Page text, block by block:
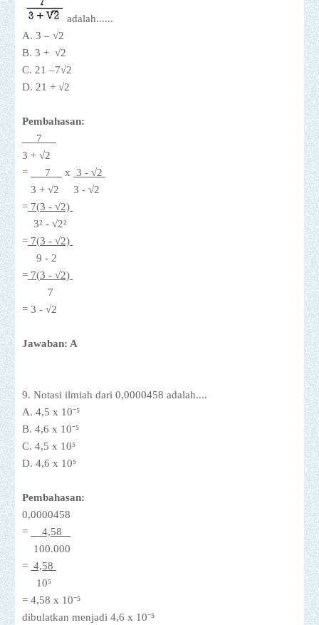
adalah......
A. 3 – √2
B. 3 + √2
C. 21 –7√2
D. 21 + √2
Pembahasan:
7
3 + √2
=
7 x 3 - √2
3 + √2 3 - √2
= 7(3 - √2)
3² - √2²
= 7(3 - √2)
9 - 2
= 7(3 - √2)
7
= 3 - √2
Jawaban: A
9. Notasi ilmiah dari 0,0000458 adalah....
A. 4,5 x 10⁻⁵
B. 4,6 x 10⁻⁵
C. 4,5 x 10⁵
D. 4,6 x 10⁵
Pembahasan:
0,0000458
=
4,58
100.000
= 4,58
10⁵
= 4,58 x 10⁻⁵
dibulatkan menjadi 4,6 x 10⁻⁵